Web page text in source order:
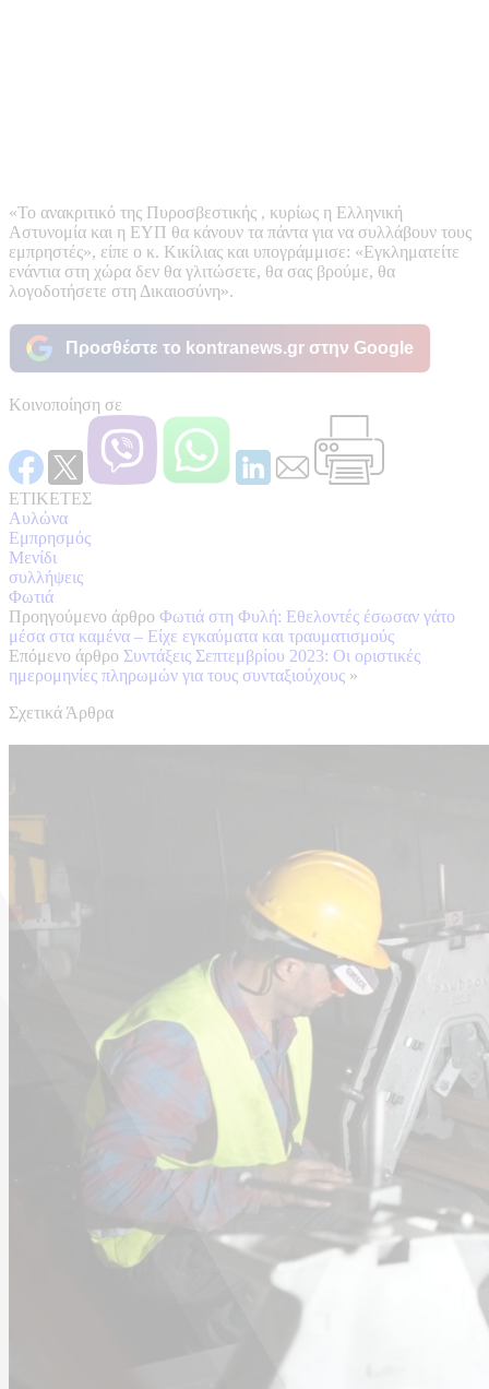
«Το ανακριτικό της Πυροσβεστικής , κυρίως η Ελληνική
Αστυνομία και η ΕΥΠ θα κάνουν τα πάντα για να συλλάβουν τους
εμπρηστές», είπε ο κ. Κικίλιας και υπογράμμισε: «Εγκληματείτε
ενάντια στη χώρα δεν θα γλιτώσετε, θα σας βρούμε, θα
λογοδοτήσετε στη Δικαιοσύνη».
Προσθέστε το kontranews.gr στην Google
Κοινοποίηση σε
ΕΤΙΚΕΤΕΣ
Αυλώνα
Εμπρησμός
Μενίδι
συλλήψεις
Φωτιά
Προηγούμενο άρθρο Φωτιά στη Φυλή: Εθελοντές έσωσαν γάτο
μέσα στα καμένα – Είχε εγκαύματα και τραυματισμούς
Επόμενο άρθρο Συντάξεις Σεπτεμβρίου 2023: Οι οριστικές
ημερομηνίες πληρωμών για τους συνταξιούχους »
Σχετικά Άρθρα